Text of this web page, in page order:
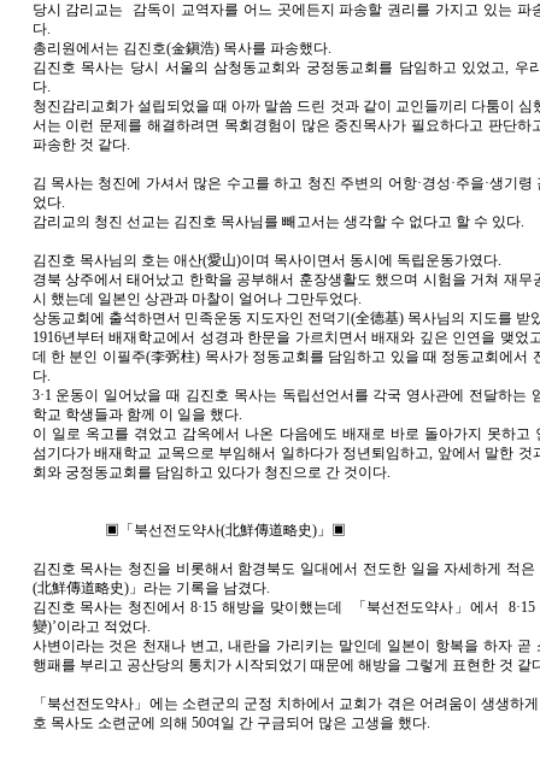
당시 감리교는 감독이 교역자를 어느 곳에든지 파송할 권리를 가지고 있는 파
다.
총리원에서는 김진호(金鎭浩) 목사를 파송했다.
김진호 목사는 당시 서울의 삼청동교회와 궁정동교회를 담임하고 있었고, 우
다.
청진감리교회가 설립되었을 때 아까 말씀 드린 것과 같이 교인들끼리 다툼이 심
서는 이런 문제를 해결하려면 목회경험이 많은 중진목사가 필요하다고 판단하
파송한 것 같다.
김 목사는 청진에 가셔서 많은 수고를 하고 청진 주변의 어항·경성·주을·생기령
었다.
감리교의 청진 선교는 김진호 목사님를 빼고서는 생각할 수 없다고 할 수 있다.
김진호 목사님의 호는 애산(愛山)이며 목사이면서 동시에 독립운동가였다.
경북 상주에서 태어났고 한학을 공부해서 훈장생활도 했으며 시험을 거쳐 재무
시 했는데 일본인 상관과 마찰이 얼어나 그만두었다.
상동교회에 출석하면서 민족운동 지도자인 전덕기(全德基) 목사님의 지도를 받
1916년부터 배재학교에서 성경과 한문을 가르치면서 배재와 깊은 인연을 맺었
데 한 분인 이필주(李弼柱) 목사가 정동교회를 담임하고 있을 때 정동교회에서
다.
3·1 운동이 일어났을 때 김진호 목사는 독립선언서를 각국 영사관에 전달하는
학교 학생들과 함께 이 일을 했다.
이 일로 옥고를 겪었고 감옥에서 나온 다음에도 배재로 바로 돌아가지 못하고
섬기다가 배재학교 교목으로 부임해서 일하다가 정년퇴임하고, 앞에서 말한 것
회와 궁정동교회를 담임하고 있다가 청진으로 간 것이다.
▣「북선전도약사(北鮮傳道略史)」▣
김진호 목사는 청진을 비롯해서 함경북도 일대에서 전도한 일을 자세하게 적
(北鮮傳道略史)」라는 기록을 남겼다.
김진호 목사는 청진에서 8·15 해방을 맞이했는데 「북선전도약사」에서 8·15
變)’이라고 적었다.
사변이라는 것은 천재나 변고, 내란을 가리키는 말인데 일본이 항복을 하자 곧
행패를 부리고 공산당의 통치가 시작되었기 때문에 해방을 그렇게 표현한 것 같
「북선전도약사」에는 소련군의 군정 치하에서 교회가 겪은 어려움이 생생하
호 목사도 소련군에 의해 50여일 간 구금되어 많은 고생을 했다.